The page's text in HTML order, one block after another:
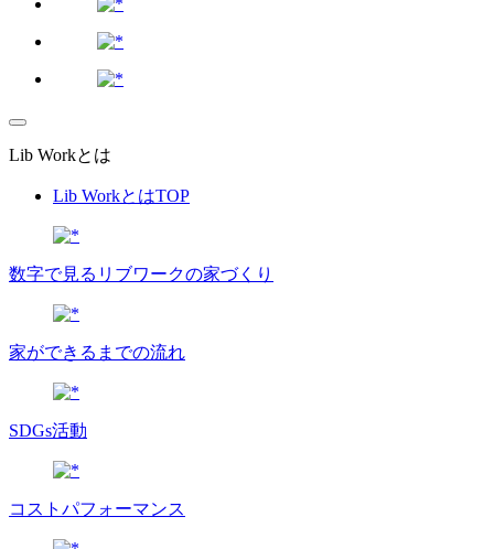
Lib Workとは
Lib WorkとはTOP
数字で⾒るリブワークの家づくり
家ができるまでの流れ
SDGs活動
コストパフォーマンス